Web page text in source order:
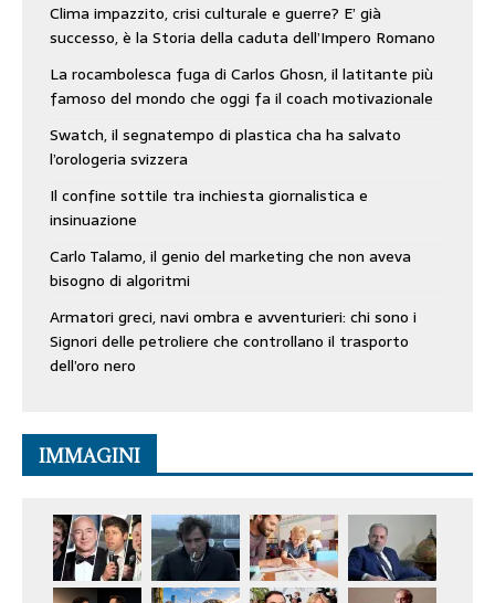
Clima impazzito, crisi culturale e guerre? E’ già
successo, è la Storia della caduta dell’Impero Romano
La rocambolesca fuga di Carlos Ghosn, il latitante più
famoso del mondo che oggi fa il coach motivazionale
Swatch, il segnatempo di plastica cha ha salvato
l’orologeria svizzera
Il confine sottile tra inchiesta giornalistica e
insinuazione
Carlo Talamo, il genio del marketing che non aveva
bisogno di algoritmi
Armatori greci, navi ombra e avventurieri: chi sono i
Signori delle petroliere che controllano il trasporto
dell’oro nero
IMMAGINI